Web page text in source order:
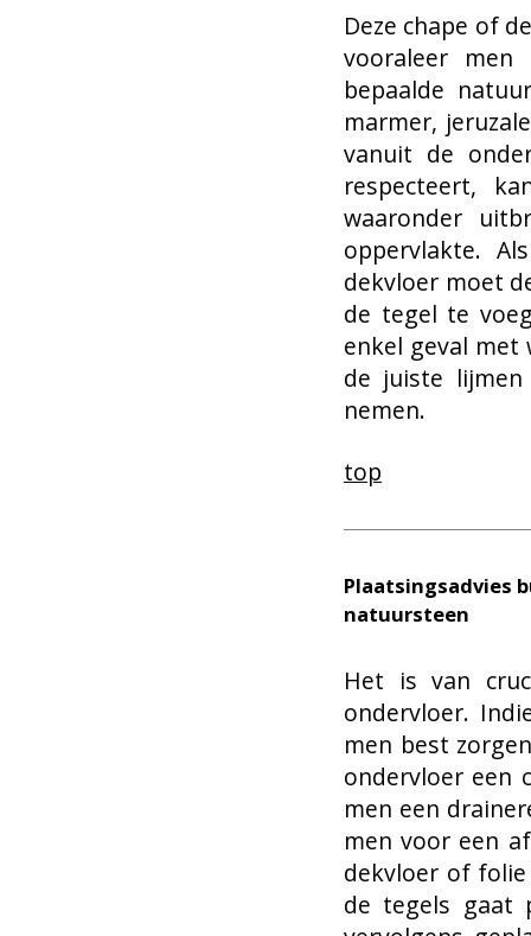
Deze chape of
vooraleer
bepaalde
marmer,
vanuit de
respecteert,
waaronder
oppervlakte.
dekvloer moet
de tegel te
enkel geval met
de juiste
nemen.
top
Plaatsingsadvies
natuursteen
Het is van
ondervloer.
men best
ondervloer een
men een
men voor een
dekvloer of
de tegels gaat